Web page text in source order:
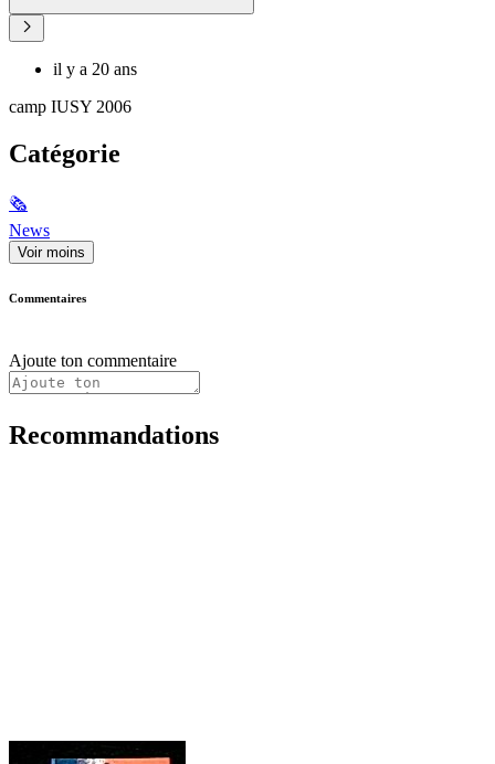
il y a 20 ans
camp IUSY 2006
Catégorie
🗞
News
Voir moins
Commentaires
Ajoute ton commentaire
Recommandations